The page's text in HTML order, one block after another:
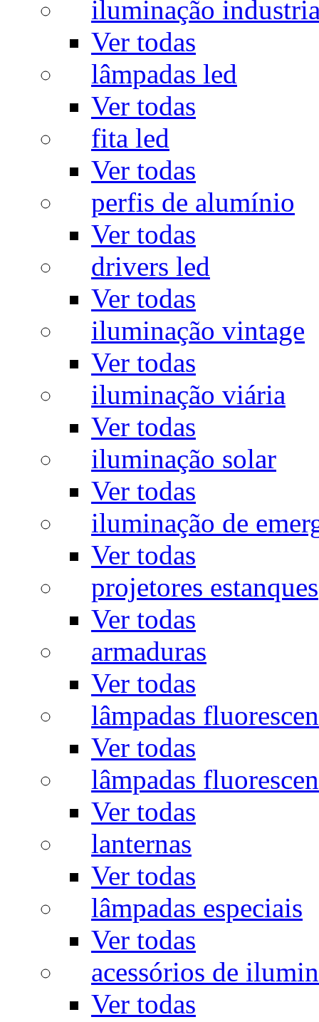
iluminação
Ver todas
lâmpadas led
Ver todas
fita led
Ver todas
perfis de alumínio
Ver todas
drivers led
Ver todas
iluminação vintage
Ver todas
iluminação viária
Ver todas
iluminação solar
Ver todas
iluminação de
Ver todas
projetores estanques
Ver todas
armaduras
Ver todas
lâmpadas
Ver todas
lâmpadas
Ver todas
lanternas
Ver todas
lâmpadas especiais
Ver todas
acessórios de
Ver todas